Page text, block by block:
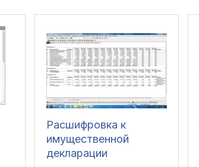
Расшифровка к
имущественной
декларации